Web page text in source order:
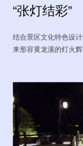
“张灯结彩”
结合景区文化特色设
来形容黄龙溪的灯火辉